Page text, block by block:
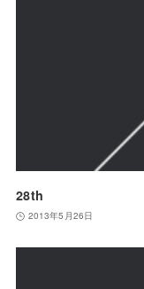
28th
2013年5月26日